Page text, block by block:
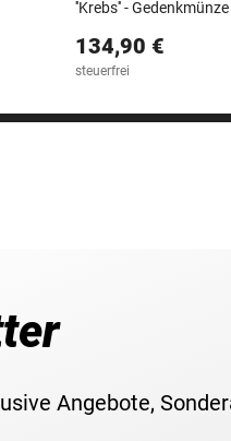
''Krebs'' -
134,90 €
steuerfrei
Angebote,